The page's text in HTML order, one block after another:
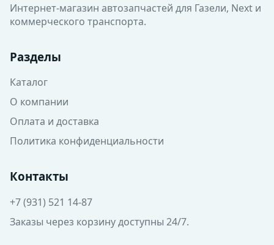
Интернет-магазин автозапчастей для Газели, Next и
коммерческого транспорта.
Разделы
Каталог
О компании
Оплата и доставка
Политика конфиденциальности
Контакты
+7 (931) 521 14-87
Заказы через корзину доступны 24/7.